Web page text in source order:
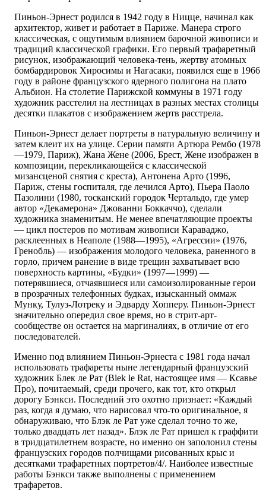
Пиньон-Эрнест родился в 1942 году в Ницце, начинал как
архитектор, живет и работает в Париже. Манера строго
классическая, с ощутимым влиянием барочной живописи и
традиций классической графики. Его первый трафаретный
рисунок, изображающий человека-тень, жертву атомных
бомбардировок Хиросимы и Нагасаки, появился еще в 1966
году в районе французского ядерного полигона на плато
Альбион. На столетие Парижской коммуны в 1971 году
художник расстелил на лестницах в разных местах столицы
десятки плакатов с изображением жертв расстрела.
Пиньон-Эрнест делает портреты в натуральную величину и
затем клеит их на улице. Серии памяти Артюра Рембо (1978
—1979, Париж), Жана Жене (2006, Брест, Жене изображен в
композиции, перекликающейся с классической
мизансценой снятия с креста), Антонена Арто (1996,
Париж, стены госпиталя, где лечился Арто), Пьера Паоло
Пазолини (1980, тосканский городок Чертальдо, где умер
автор «Декамерона» Джованни Боккаччо), сделали
художника знаменитым. Не менее впечатляющие проекты
— цикл постеров по мотивам живописи Караваджо,
расклеенных в Неаполе (1988—1995), «Агрессии» (1976,
Гренобль) — изображения молодого человека, раненного в
горло, причем ранение в виде трещин захватывает всю
поверхность картины, «Будки» (1997—1999) —
потерявшиеся, отчаявшиеся или самоизолированные герои
в прозрачных телефонных будках, изысканный оммаж
Мунку, Тулуз-Лотреку и Эдварду Хопперу. Пиньон-Эрнест
значительно опередил свое время, но в стрит-арт-
сообществе он остается на маргиналиях, в отличие от его
последователей.
Именно под влиянием Пиньон-Эрнеста с 1981 года начал
использовать трафареты ныне легендарный французский
художник Блек ле Рат (Blek le Rat, настоящее имя — Ксавье
Про), почитаемый, среди прочего, как тот, кто открыл
дорогу Бэнкси. Последний это охотно признает: «Каждый
раз, когда я думаю, что нарисовал что-то оригинальное, я
обнаруживаю, что Блэк ле Рат уже сделал точно то же,
только двадцать лет назад». Блэк ле Рат пришел к граффити
в тридцатилетнем возрасте, но именно он заполонил стены
французских городов полчищами рисованных крыс и
десятками трафаретных портретов/4/. Наиболее известные
работы Бэнкси также выполнены с применением
трафаретов.